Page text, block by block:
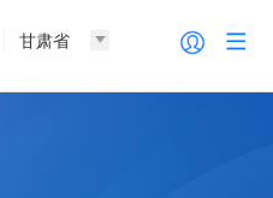
甘肃省